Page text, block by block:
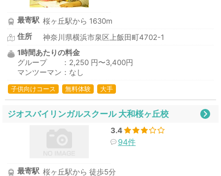
最寄駅 桜ヶ丘駅から 1630m
住所
神奈川県横浜市泉区上飯田町4702-1
1時間あたりの料金
グループ ：2,250 円〜3,400円
マンツーマン：なし
子供向けコース 無料体験 大手
ジオスバイリンガルスクール 大和桜ヶ丘校
3.4
94件
最寄駅 桜ヶ丘駅から 徒歩5分